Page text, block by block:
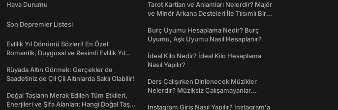
Hava Durumu
Son Depremler Listesi
Evlilik Yıl Dönümü Sözleri! En Özel
Romantik, Duygusal ve Resimli Evlilik Yıl
Rüyada Altın Görmek: Gerçekler de
Saadetiniz de Çil Çil Altınlarda Saklı Olabilir!
Doğal Taşların Merak Edilen Tüm Etkileri,
Enerjileri ve Şifa Alanları: Hangi Doğal Taş
Tarot Kartları ve Anlamları Nelerdir? Majör
ve Minör Arkana Desteleri İle Tılsımlı Bir
Burç Uyumu Hesaplama Nedir? Burç
Uyumu, Aşk Uyumu Nasıl Hesaplanır?
İdeal Kilo Nedir? İdeal Kilo Hesaplama
Nasıl Yapılır?
Ders Çalışırken Dinlenecek Müzikler
Nelerdir? Müziksiz Çalışamayanlar
Instagram Giriş Nasıl Yapılır? Instagram'a